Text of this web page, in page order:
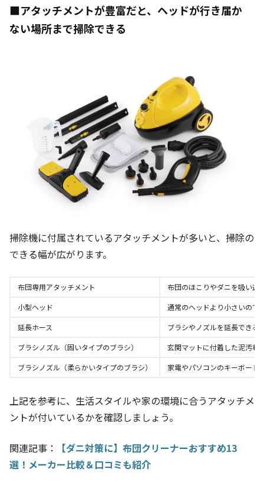
■アタッチメントが豊富だと、ヘッドが行き届か
ない場所まで掃除できる
掃除機に付属されているアタッチメントが多いと、掃除の
できる幅が広がります。
布団専用アタッチメント
布団のほこりやダニを吸い込
小型ヘッド
通常のヘッドより小さいので
延長ホース
ブラシやノズルを延長できる
ブラシノズル（固いタイプのブラシ）
玄関マットに付着した泥汚れ
ブラシノズル（柔らかいタイプのブラシ）
家電やパソコンのキーボード
上記を参考に、生活スタイルや家の環境に合うアタッチメ
ントが付いているかを確認しましょう。
関連記事：
【ダニ対策に】布団クリーナーおすすめ13
選！メーカー比較＆口コミも紹介